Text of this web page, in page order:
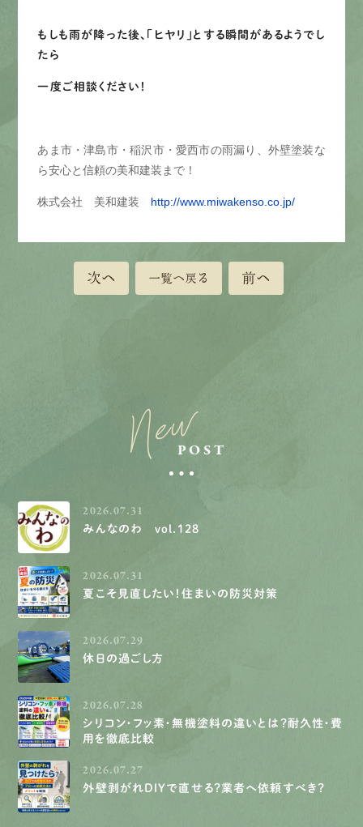
もしも雨が降った後、「ヒヤリ」とする瞬間があるようでし
たら
一度ご相談ください！
あま市・津島市・稲沢市・愛西市の雨漏り、外壁塗装な
ら安心と信頼の美和建装まで！
株式会社 美和建装 http://www.miwakenso.co.jp/
次へ 一覧へ戻る 前へ
NewPOST
2026.07.31
みんなのわ vol.128
2026.07.31
夏こそ見直したい！住まいの防災対策
2026.07.29
休日の過ごし方
2026.07.28
シリコン・フッ素・無機塗料の違いとは？耐久性・費
用を徹底比較
2026.07.27
外壁剥がれDIYで直せる？業者へ依頼すべき？